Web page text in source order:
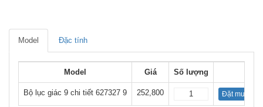
Model Đặc tính
Model Giá Số lượng
Bộ lục giác 9 chi tiết 627327 9 252,800 Đặt mua